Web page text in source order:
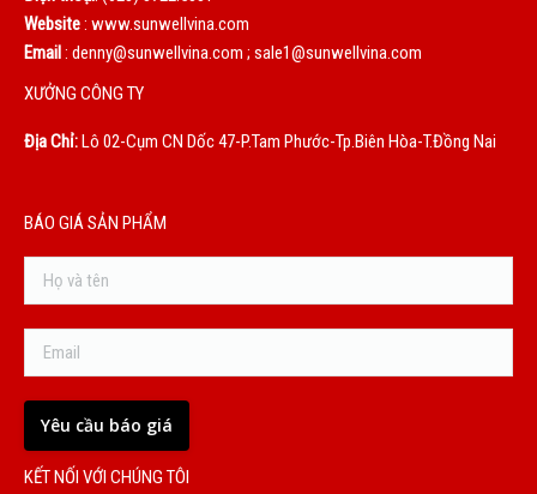
Website: www.sunwellvina.com
Email: denny@sunwellvina.com ; sale1@sunwellvina.com
XƯỞNG CÔNG TY
Địa Chỉ:Lô 02-Cụm CN Dốc 47-P.Tam Phước-Tp.Biên Hòa-T.Đồng Nai
BÁO GIÁ SẢN PHẨM
KẾT NỐI VỚI CHÚNG TÔI